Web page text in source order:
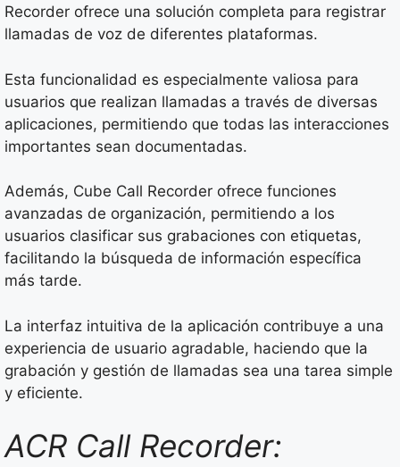
Recorder ofrece una solución completa para registrar
llamadas de voz de diferentes plataformas.
Esta funcionalidad es especialmente valiosa para
usuarios que realizan llamadas a través de diversas
aplicaciones, permitiendo que todas las interacciones
importantes sean documentadas.
Además, Cube Call Recorder ofrece funciones
avanzadas de organización, permitiendo a los
usuarios clasificar sus grabaciones con etiquetas,
facilitando la búsqueda de información específica
más tarde.
La interfaz intuitiva de la aplicación contribuye a una
experiencia de usuario agradable, haciendo que la
grabación y gestión de llamadas sea una tarea simple
y eficiente.
ACR Call Recorder: